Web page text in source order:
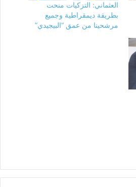
العثماني: التزكيات منحت
بطريقة ديمقراطية وجميع
مرشحينا من عمق “البيجيدي”